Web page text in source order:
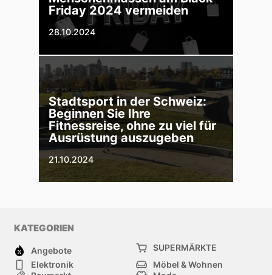
Friday 2024 vermeiden
28.10.2024
Stadtsport in der Schweiz:
Beginnen Sie Ihre
Fitnessreise, ohne zu viel für
Ausrüstung auszugeben
21.10.2024
KATEGORIEN
Angebote
SUPERMÄRKTE
Elektronik
Möbel & Wohnen